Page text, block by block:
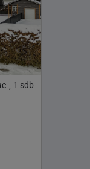
, 1 sdb